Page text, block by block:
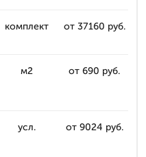
комплект от 37160 руб.
м2 от 690 руб.
усл. от 9024 руб.